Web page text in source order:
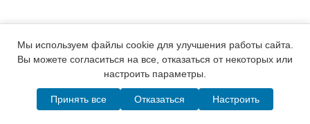
Написать в MAX Telegram WhatsApp Позвонить
Мы используем файлы cookie для улучшения работы сайта.
Вы можете согласиться на все, отказаться от некоторых или
настроить параметры.
Принять все Отказаться Настроить